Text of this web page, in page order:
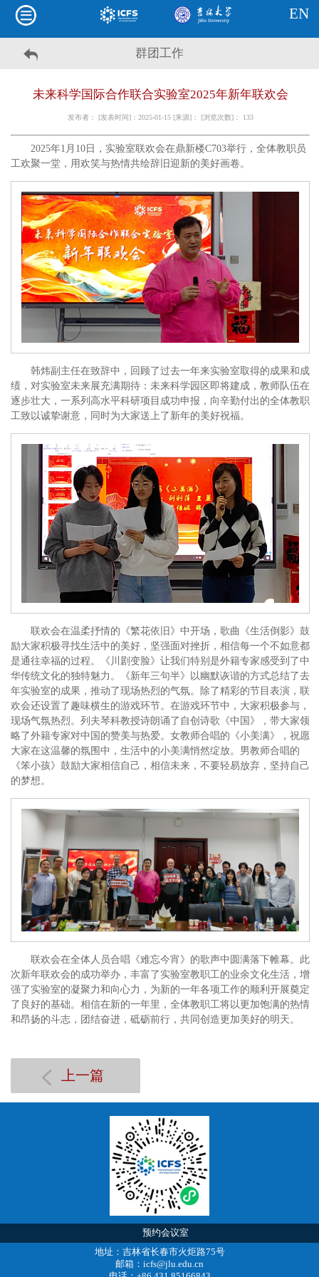
EN
群团工作
未来科学国际合作联合实验室2025年新年联欢会
发布者： [发表时间]：2025-01-15 [来源]： [浏览次数]： 133
2025年1月10日，实验室联欢会在鼎新楼C703举行，全体教职员
工欢聚一堂，用欢笑与热情共绘辞旧迎新的美好画卷。
韩炜副主任在致辞中，回顾了过去一年来实验室取得的成果和成
绩，对实验室未来展充满期待：未来科学园区即将建成，教师队伍在
逐步壮大，一系列高水平科研项目成功申报，向辛勤付出的全体教职
工致以诚挚谢意，同时为大家送上了新年的美好祝福。
联欢会在温柔抒情的《繁花依旧》中开场，歌曲《生活倒影》鼓
励大家积极寻找生活中的美好，坚强面对挫折，相信每一个不如意都
是通往幸福的过程。《川剧变脸》让我们特别是外籍专家感受到了中
华传统文化的独特魅力。《新年三句半》以幽默诙谐的方式总结了去
年实验室的成果，推动了现场热烈的气氛。除了精彩的节目表演，联
欢会还设置了趣味横生的游戏环节。在游戏环节中，大家积极参与，
现场气氛热烈。列夫琴科教授诗朗诵了自创诗歌《中国》，带大家领
略了外籍专家对中国的赞美与热爱。女教师合唱的《小美满》，祝愿
大家在这温馨的氛围中，生活中的小美满悄然绽放。男教师合唱的
《笨小孩》鼓励大家相信自己，相信未来，不要轻易放弃，坚持自己
的梦想。
联欢会在全体人员合唱《难忘今宵》的歌声中圆满落下帷幕。此
次新年联欢会的成功举办，丰富了实验室教职工的业余文化生活，增
强了实验室的凝聚力和向心力，为新的一年各项工作的顺利开展奠定
了良好的基础。相信在新的一年里，全体教职工将以更加饱满的热情
和昂扬的斗志，团结奋进，砥砺前行，共同创造更加美好的明天。
上一篇
预约会议室
地址：吉林省长春市火炬路75号
邮箱：icfs@jlu.edu.cn